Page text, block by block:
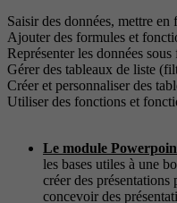
Saisir des données, mettre en
Ajouter des formules et
Représenter les données
Gérer des tableaux de liste
Créer et personnaliser des
Utiliser des fonctions et
Le module
les bases utiles à une
créer des présentations
concevoir des